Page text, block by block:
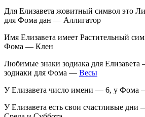
Для Елизавета жовитный символ это
для Фома дан — Аллигатор
Имя Елизавета имеет Растительный
Фома — Клен
Любимые знаки зодиака для
зодиаки для Фома — Весы
У Елизавета число имени — 6, у Фома
У Елизавета есть свои счастливые